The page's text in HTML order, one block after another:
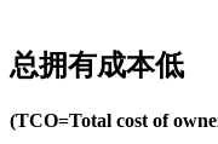
总拥有成本低
(TCO=Total cost of